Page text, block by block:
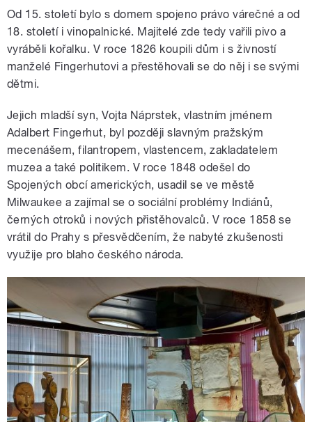
Od 15. století bylo s domem spojeno právo várečné a od
18. století i vinopalnické. Majitelé zde tedy vařili pivo a
vyráběli kořalku. V roce 1826 koupili dům i s živností
manželé Fingerhutovi a přestěhovali se do něj i se svými
dětmi.
Jejich mladší syn, Vojta Náprstek, vlastním jménem
Adalbert Fingerhut, byl později slavným pražským
mecenášem, filantropem, vlastencem, zakladatelem
muzea a také politikem. V roce 1848 odešel do
Spojených obcí amerických, usadil se ve městě
Milwaukee a zajímal se o sociální problémy Indiánů,
černých otroků i nových přistěhovalců. V roce 1858 se
vrátil do Prahy s přesvědčením, že nabyté zkušenosti
využije pro blaho českého národa.